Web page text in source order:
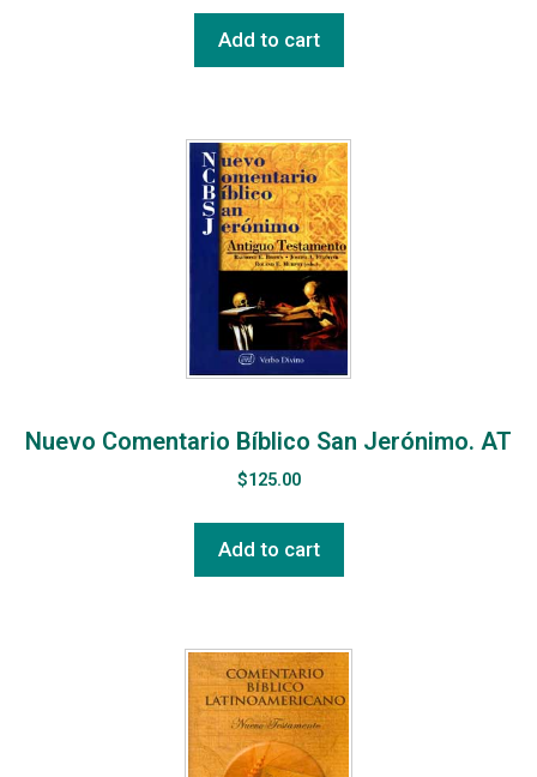
Add to cart
Nuevo Comentario Bíblico San Jerónimo. AT
$125.00
Add to cart